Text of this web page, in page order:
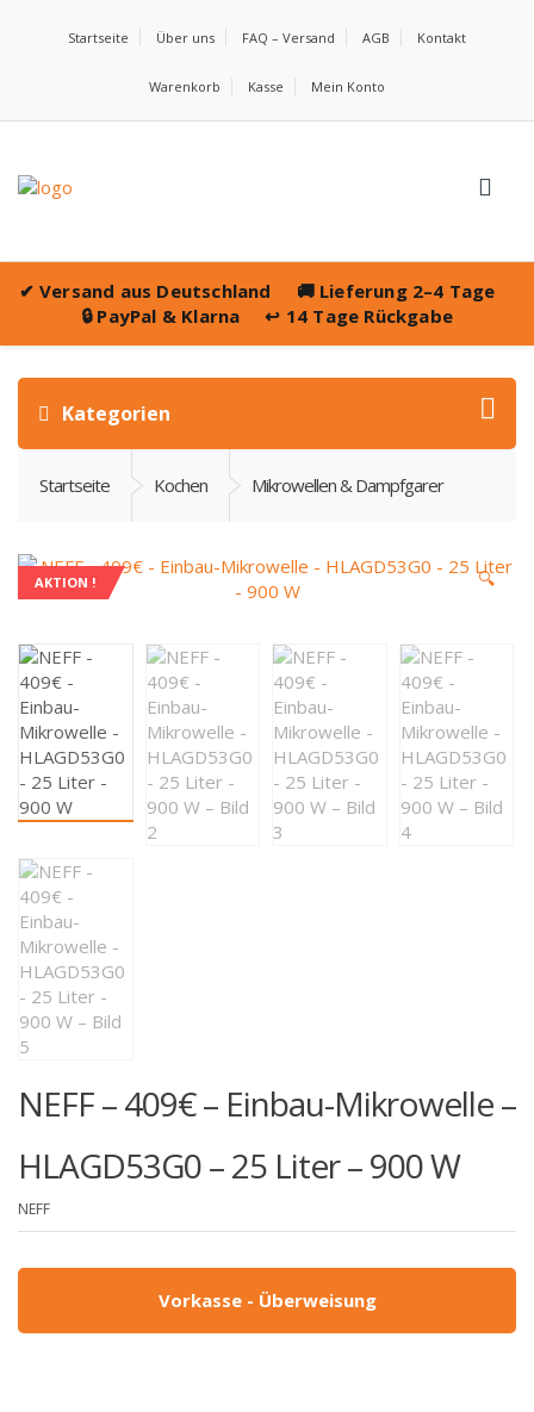
Startseite Über uns FAQ – Versand AGB Kontakt
Warenkorb Kasse Mein Konto
✔ Versand aus Deutschland 🚚 Lieferung 2–4 Tage
🔒 PayPal & Klarna ↩️ 14 Tage Rückgabe
Kategorien
Startseite Kochen Mikrowellen & Dampfgarer
AKTION ! 🔍
NEFF – 409€ – Einbau-Mikrowelle –
HLAGD53G0 – 25 Liter – 900 W
NEFF
Vorkasse - Überweisung